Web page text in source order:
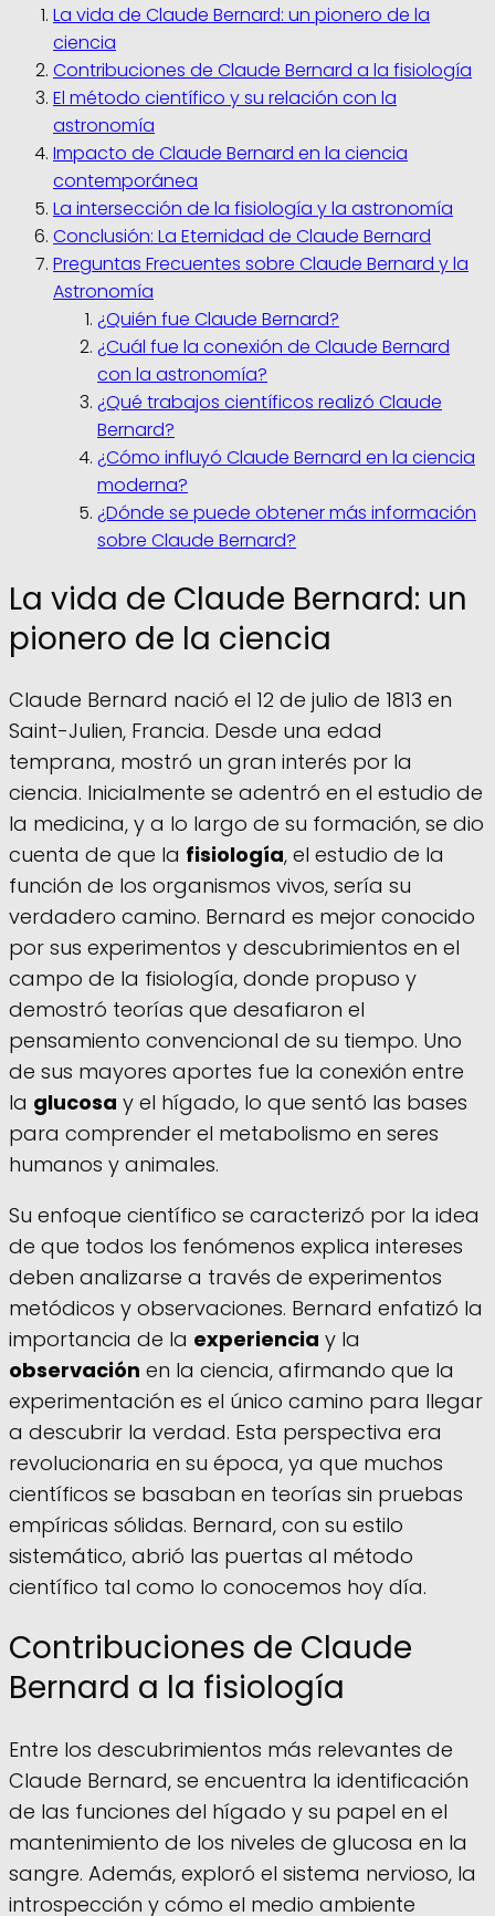
La vida de Claude Bernard: un pionero de la
ciencia
Contribuciones de Claude Bernard a la fisiología
El método científico y su relación con la
astronomía
Impacto de Claude Bernard en la ciencia
contemporánea
La intersección de la fisiología y la astronomía
Conclusión: La Eternidad de Claude Bernard
Preguntas Frecuentes sobre Claude Bernard y la
Astronomía
¿Quién fue Claude Bernard?
¿Cuál fue la conexión de Claude Bernard
con la astronomía?
¿Qué trabajos científicos realizó Claude
Bernard?
¿Cómo influyó Claude Bernard en la ciencia
moderna?
¿Dónde se puede obtener más información
sobre Claude Bernard?
La vida de Claude Bernard: un
pionero de la ciencia
Claude Bernard nació el 12 de julio de 1813 en
Saint-Julien, Francia. Desde una edad
temprana, mostró un gran interés por la
ciencia. Inicialmente se adentró en el estudio de
la medicina, y a lo largo de su formación, se dio
cuenta de que la fisiología, el estudio de la
función de los organismos vivos, sería su
verdadero camino. Bernard es mejor conocido
por sus experimentos y descubrimientos en el
campo de la fisiología, donde propuso y
demostró teorías que desafiaron el
pensamiento convencional de su tiempo. Uno
de sus mayores aportes fue la conexión entre
la glucosa y el hígado, lo que sentó las bases
para comprender el metabolismo en seres
humanos y animales.
Su enfoque científico se caracterizó por la idea
de que todos los fenómenos explica intereses
deben analizarse a través de experimentos
metódicos y observaciones. Bernard enfatizó la
importancia de la experiencia y la
observación en la ciencia, afirmando que la
experimentación es el único camino para llegar
a descubrir la verdad. Esta perspectiva era
revolucionaria en su época, ya que muchos
científicos se basaban en teorías sin pruebas
empíricas sólidas. Bernard, con su estilo
sistemático, abrió las puertas al método
científico tal como lo conocemos hoy día.
Contribuciones de Claude
Bernard a la fisiología
Entre los descubrimientos más relevantes de
Claude Bernard, se encuentra la identificación
de las funciones del hígado y su papel en el
mantenimiento de los niveles de glucosa en la
sangre. Además, exploró el sistema nervioso, la
introspección y cómo el medio ambiente